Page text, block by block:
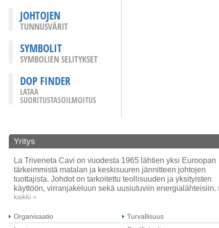
JOHTOJEN
TUNNUSVÄRIT
SYMBOLIT
SYMBOLIEN SELITYKSET
DOP FINDER
LATAA
SUORITUSTASOILMOITUS
Yritys
La Triveneta Cavi on vuodesta 1965 lähtien yksi Euroopan
tärkeimmistä matalan ja keskisuuren jännitteen johtojen
tuottajista. Johdot on tarkoitettu teollisuuden ja yksityisten
käyttöön, virranjakeluun sekä uusiutuviin energialähteisiin.
kaikki »
Organisaatio
Turvallisuus